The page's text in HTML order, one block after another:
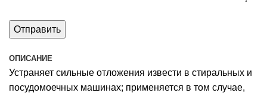
ОПИСАНИЕ
Устраняет сильные отложения извести в стиральных и
посудомоечных машинах; применяется в том случае,